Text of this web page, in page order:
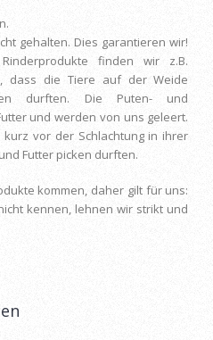
gehalten. Dies garantieren wir!
finden wir z.B.
dass die Tiere auf der Weide
durften. Die Puten- und
und werden von uns geleert.
vor der Schlachtung in ihrer
Futter picken durften.
kommen, daher gilt für uns:
kennen, lehnen wir strikt und